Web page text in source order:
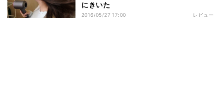
にきいた
2016/05/27 17:00 レビュー